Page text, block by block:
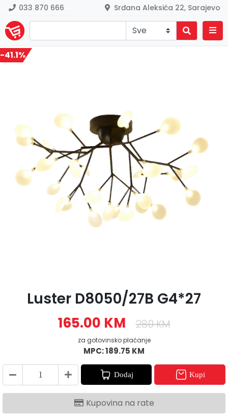
033 870 666 Srđana Aleksića 22, Sarajevo
-41.1%
Previous
Luster D8050/27B G4*27
165.00 KM 280 KM
za gotovinsko plaćanje
MPC: 189.75 KM
Dodaj Kupi
Kupovina na rate